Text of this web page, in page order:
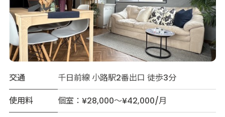
交通
千日前線 小路駅2番出口 徒歩3分
使用料
個室：¥28,000～¥42,000/月